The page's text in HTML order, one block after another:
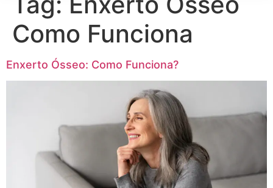
Como Funciona
Enxerto Ósseo: Como Funciona?